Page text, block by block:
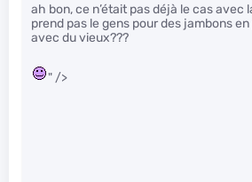
ah bon, ce n’était pas déjà le cas avec
prend pas le gens pour des jambons
avec du vieux???
" />